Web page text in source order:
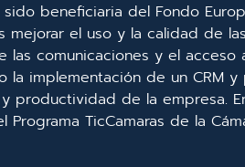
sido beneficiaria del Fondo
mejorar el uso y la calidad de
las comunicaciones y el acceso
la implementación de un CRM
productividad de la empresa.
Programa TicCamaras de la